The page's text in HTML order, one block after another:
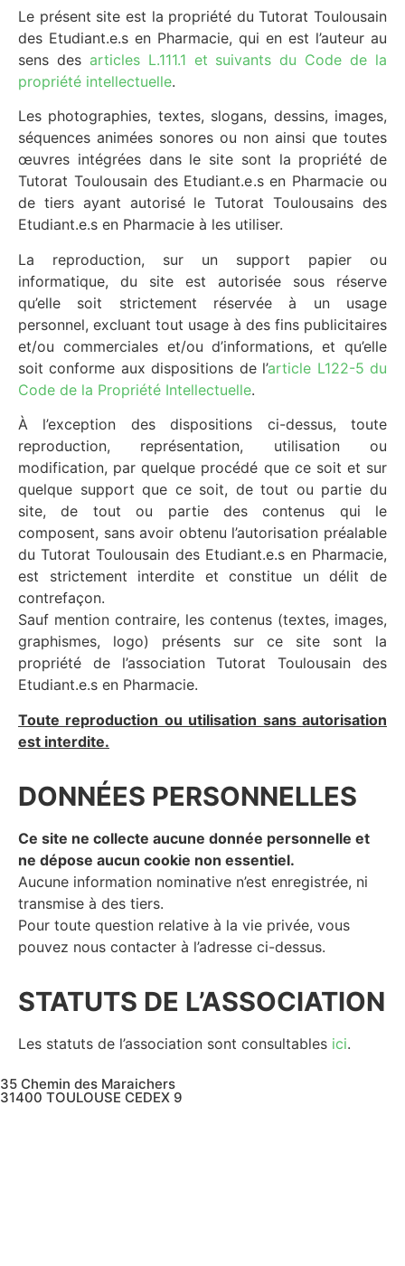
Le présent site est la propriété du Tutorat Toulousain
des Etudiant.e.s en Pharmacie, qui en est l’auteur au
sens des articles L.111.1 et suivants du Code de la
propriété intellectuelle.
Les photographies, textes, slogans, dessins, images,
séquences animées sonores ou non ainsi que toutes
œuvres intégrées dans le site sont la propriété de
Tutorat Toulousain des Etudiant.e.s en Pharmacie ou
de tiers ayant autorisé le Tutorat Toulousains des
Etudiant.e.s en Pharmacie à les utiliser.
La reproduction, sur un support papier ou
informatique, du site est autorisée sous réserve
qu’elle soit strictement réservée à un usage
personnel, excluant tout usage à des fins publicitaires
et/ou commerciales et/ou d’informations, et qu’elle
soit conforme aux dispositions de l’article L122-5 du
Code de la Propriété Intellectuelle.
À l’exception des dispositions ci-dessus, toute
reproduction, représentation, utilisation ou
modification, par quelque procédé que ce soit et sur
quelque support que ce soit, de tout ou partie du
site, de tout ou partie des contenus qui le
composent, sans avoir obtenu l’autorisation préalable
du Tutorat Toulousain des Etudiant.e.s en Pharmacie,
est strictement interdite et constitue un délit de
contrefaçon.
Sauf mention contraire, les contenus (textes, images,
graphismes, logo) présents sur ce site sont la
propriété de l’association Tutorat Toulousain des
Etudiant.e.s en Pharmacie.
Toute reproduction ou utilisation sans autorisation
est interdite.
DONNÉES PERSONNELLES
Ce site ne collecte aucune donnée personnelle et
ne dépose aucun cookie non essentiel.
Aucune information nominative n’est enregistrée, ni
transmise à des tiers.
Pour toute question relative à la vie privée, vous
pouvez nous contacter à l’adresse ci-dessus.
STATUTS DE L’ASSOCIATION
Les statuts de l’association sont consultables ici.
35 Chemin des Maraichers
31400 TOULOUSE CEDEX 9